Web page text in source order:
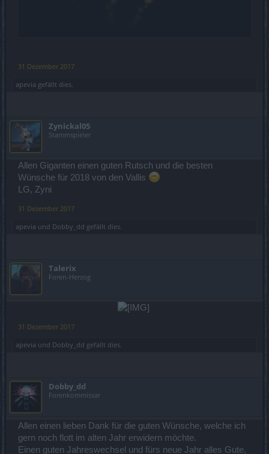
31 Dezember 2017
apevia gefällt dies.
Zynickal05
Stammspieler
Allen Giganten einen guten Rutsch und die besten
Wünsche für 2018 von den Vallis
LG, Zyni
31 Dezember 2017
apevia und Dobby_dd gefällt dies.
Talerix
Foren-Herzog
31 Dezember 2017
apevia und Dobby_dd gefällt dies.
Dobby_dd
Forenkommissar
Allen einen lieben Dank für die guten Wünsche, welche ich
gern noch flott im alten Jahr erwidern möchte.
Einen guten Jahreswechsel und fürs neue Jahr alles Gute,